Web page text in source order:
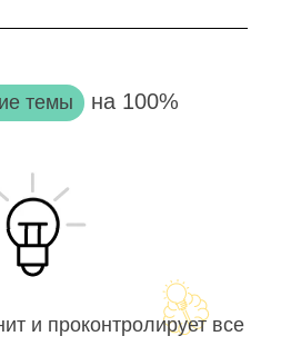
темы на 100%
и проконтролирует все